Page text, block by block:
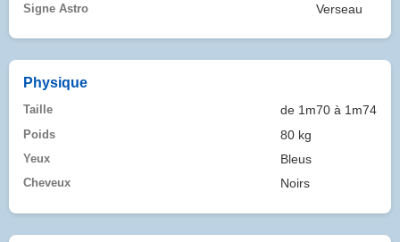
Signe Astro Verseau
Physique
Taille de 1m70 à 1m74
Poids 80 kg
Yeux Bleus
Cheveux Noirs